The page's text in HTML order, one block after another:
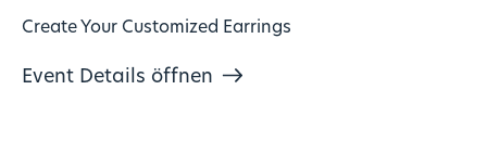
Create Your Customized Earrings
Event Details öffnen